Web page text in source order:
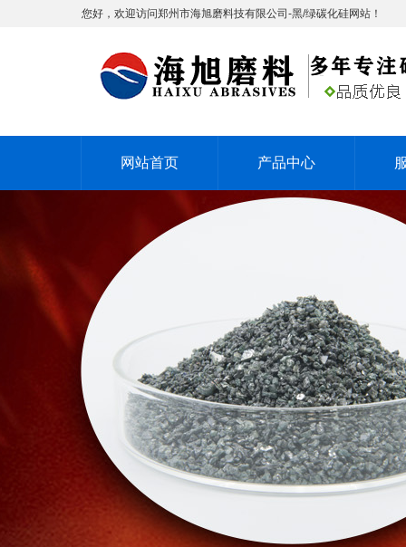
您好，欢迎访问郑州市海旭磨料技有限公司-黑/绿碳化硅网站！
网站首页 产品中心